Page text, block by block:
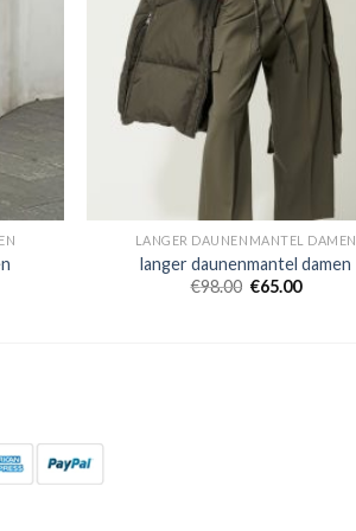
LANGER DAUNENMANTEL DAMEN
langer daunenmantel damen
€98.00 €65.00